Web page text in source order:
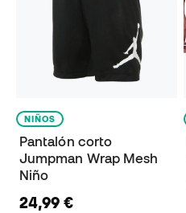
NIÑOS
Pantalón corto
Jumpman Wrap Mesh
Niño
24,99 €